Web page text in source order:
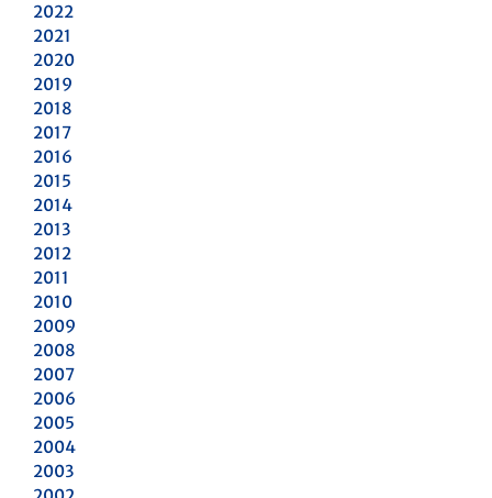
2022
2021
2020
2019
2018
2017
2016
2015
2014
2013
2012
2011
2010
2009
2008
2007
2006
2005
2004
2003